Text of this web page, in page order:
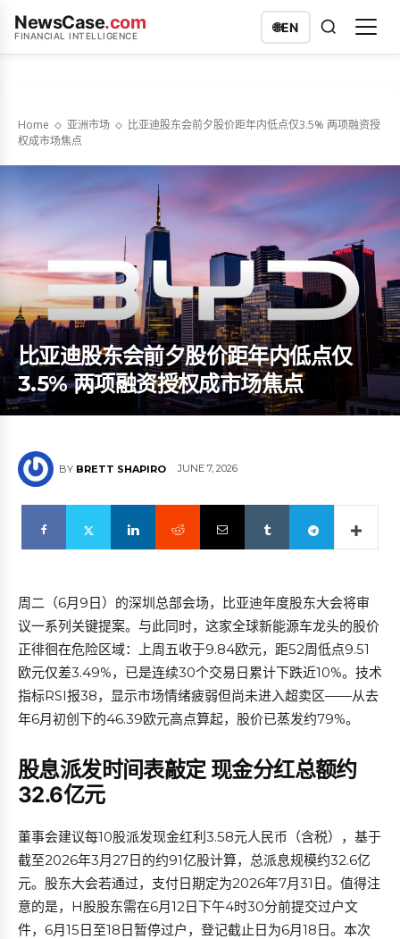
NewsCase.com
FINANCIAL INTELLIGENCE
🌐EN
Home 亚洲市场
比亚迪股东会前夕股价距年内低点仅3.5% 两项融资授
权成市场焦点
比亚迪股东会前夕股价距年内低点仅
3.5% 两项融资授权成市场焦点
BY BRETT SHAPIRO JUNE 7, 2026
周二（6月9日）的深圳总部会场，比亚迪年度股东大会将审
议一系列关键提案。与此同时，这家全球新能源车龙头的股价
正徘徊在危险区域：上周五收于9.84欧元，距52周低点9.51
欧元仅差3.49%，已是连续30个交易日累计下跌近10%。技术
指标RSI报38，显示市场情绪疲弱但尚未进入超卖区——从去
年6月初创下的46.39欧元高点算起，股价已蒸发约79%。
股息派发时间表敲定 现金分红总额约
32.6亿元
董事会建议每10股派发现金红利3.58元人民币（含税），基于
截至2026年3月27日的约91亿股计算，总派息规模约32.6亿
元。股东大会若通过，支付日期定为2026年7月31日。值得注
意的是，H股股东需在6月12日下午4时30分前提交过户文
件，6月15日至18日暂停过户，登记截止日为6月18日。本次